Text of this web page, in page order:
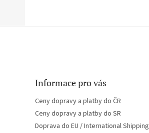
Informace pro vás
Ceny dopravy a platby do ČR
Ceny dopravy a platby do SR
Doprava do EU / International Shipping